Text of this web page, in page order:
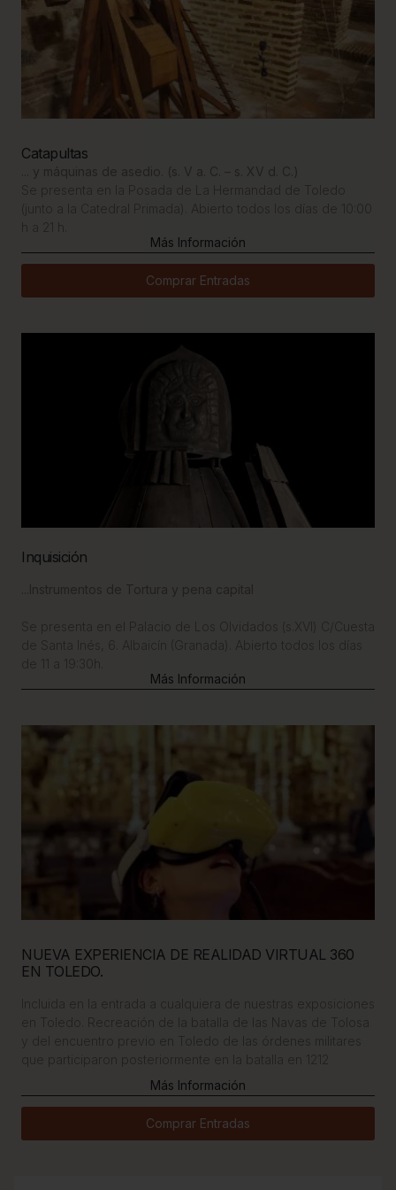
Catapultas
... y máquinas de asedio. (s. V a. C. – s. XV d. C.)
Se presenta en la Posada de La Hermandad de Toledo
(junto a la Catedral Primada). Abierto todos los días de 10:00
Más Información
Comprar Entradas
Inquisición
...Instrumentos de Tortura y pena capital
Se presenta en el Palacio de Los Olvidados (s.XVI) C/Cuesta
de Santa Inés, 6. Albaicín (Granada). Abierto todos los días
de 11 a 19:30h.
Más Información
NUEVA EXPERIENCIA DE REALIDAD VIRTUAL 360
EN TOLEDO.
Incluida en la entrada a cualquiera de nuestras exposiciones
en Toledo. Recreación de la batalla de las Navas de Tolosa
y del encuentro previo en Toledo de las órdenes militares
que participaron posteriormente en la batalla en 1212
Más Información
Comprar Entradas